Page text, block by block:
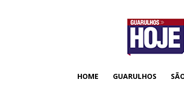
Hoje
HOME GUARULHOS